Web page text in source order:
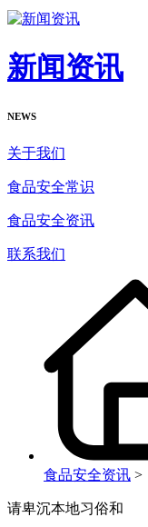
新闻资讯
NEWS
关于我们
食品安全常识
食品安全资讯
联系我们
食品安全资讯 >
请卑沉本地习俗和